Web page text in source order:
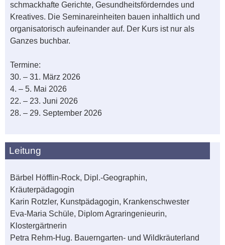
schmackhafte Gerichte, Gesundheitsförderndes und
Kreatives. Die Seminareinheiten bauen inhaltlich und
organisatorisch aufeinander auf. Der Kurs ist nur als
Ganzes buchbar.
Termine:
30. – 31. März 2026
4. – 5. Mai 2026
22. – 23. Juni 2026
28. – 29. September 2026
Leitung
Bärbel Höfflin-Rock, Dipl.-Geographin,
Kräuterpädagogin
Karin Rotzler, Kunstpädagogin, Krankenschwester
Eva-Maria Schüle, Diplom Agraringenieurin,
Klostergärtnerin
Petra Rehm-Hug. Bauerngarten- und Wildkräuterland